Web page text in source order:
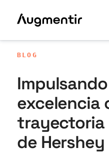
BLOG
excelencia
trayectoria
de Hershey